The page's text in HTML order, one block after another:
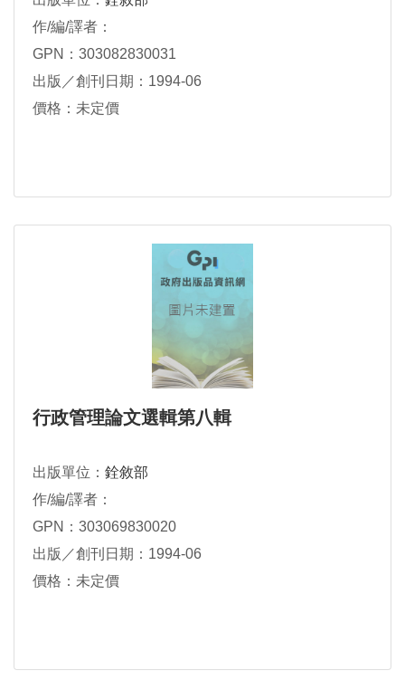
作/編/譯者：
GPN：303082830031
出版／創刊日期：1994-06
價格：未定價
行政管理論文選輯第八輯
出版單位： 銓敘部
作/編/譯者：
GPN：303069830020
出版／創刊日期：1994-06
價格：未定價